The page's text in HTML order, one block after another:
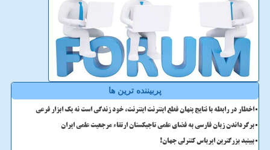
پربیننده ترین ها
اخطار در رابطه با نتایج پنهان قطع اینترنت اینترنت، خود زندگی است نه یک ابزار فرعی
برگرداندن زبان فارسی به فضای علمی تاجیکستان ارتقاء مرجعیت علمی ایران
ببینید بزرگترین ایرباس کنترلی جهان!